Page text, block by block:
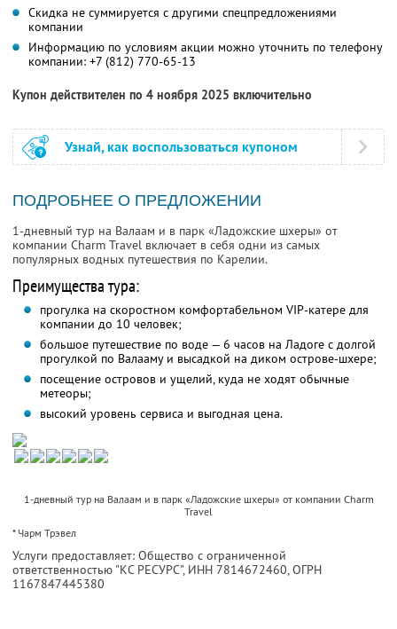
Скидка не суммируется с другими спецпредложениями
компании
Информацию по условиям акции можно уточнить по телефону
компании: +7 (812) 770-65-13
Купон действителен по 4 ноября 2025 включительно
Узнай, как воспользоваться купоном
ПОДРОБНЕЕ О ПРЕДЛОЖЕНИИ
1-дневный тур на Валаам и в парк «Ладожские шхеры» от
компании Charm Travel включает в себя одни из самых
популярных водных путешествия по Карелии.
Преимущества тура:
прогулка на скоростном комфортабельном VIP-катере для
компании до 10 человек;
большое путешествие по воде — 6 часов на Ладоге с долгой
прогулкой по Валааму и высадкой на диком острове-шхере;
посещение островов и ущелий, куда не ходят обычные
метеоры;
высокий уровень сервиса и выгодная цена.
1-дневный тур на Валаам и в парк «Ладожские шхеры» от компании Charm
Travel
* Чарм Трэвел
Услуги предоставляет: Общество с ограниченной
ответственностью "КС РЕСУРС", ИНН 7814672460, ОГРН
1167847445380